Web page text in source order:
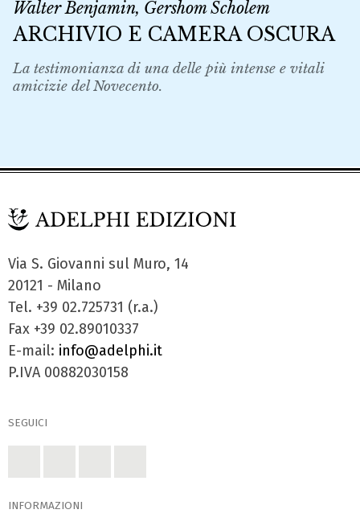
Walter Benjamin, Gershom Scholem
ARCHIVIO E CAMERA OSCURA
La testimonianza di una delle più intense e vitali
amicizie del Novecento.
Via S. Giovanni sul Muro, 14
20121 - Milano
Tel. +39 02.725731 (r.a.)
Fax +39 02.89010337
E-mail: info@adelphi.it
P.IVA 00882030158
SEGUICI
INFORMAZIONI